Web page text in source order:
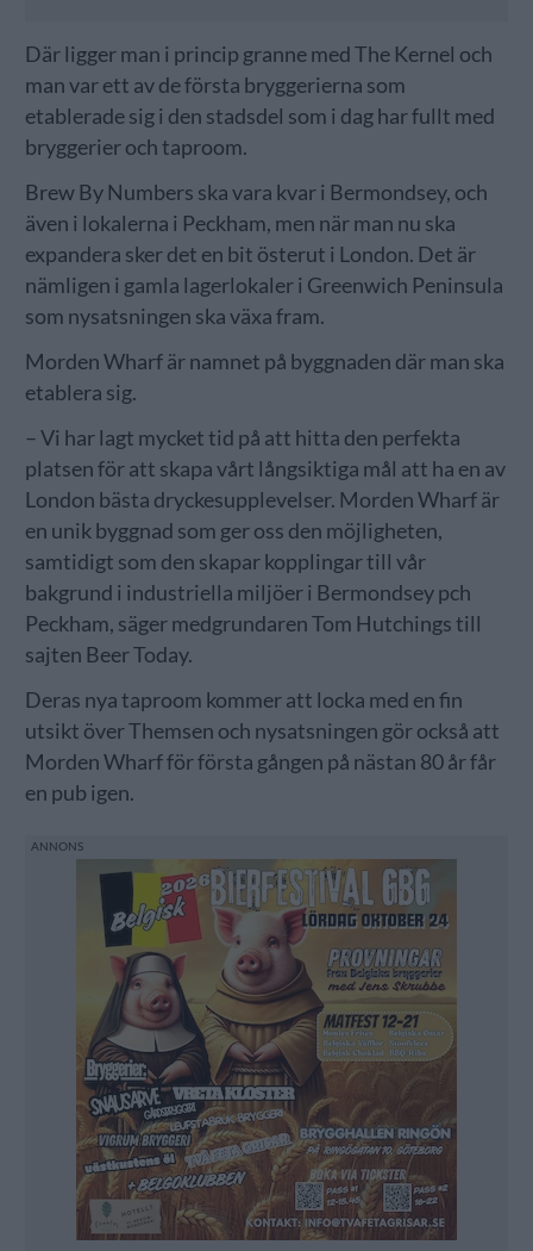
Där ligger man i princip granne med The Kernel och
man var ett av de första bryggerierna som
etablerade sig i den stadsdel som i dag har fullt med
bryggerier och taproom.
Brew By Numbers ska vara kvar i Bermondsey, och
även i lokalerna i Peckham, men när man nu ska
expandera sker det en bit österut i London. Det är
nämligen i gamla lagerlokaler i Greenwich Peninsula
som nysatsningen ska växa fram.
Morden Wharf är namnet på byggnaden där man ska
etablera sig.
– Vi har lagt mycket tid på att hitta den perfekta
platsen för att skapa vårt långsiktiga mål att ha en av
London bästa dryckesupplevelser. Morden Wharf är
en unik byggnad som ger oss den möjligheten,
samtidigt som den skapar kopplingar till vår
bakgrund i industriella miljöer i Bermondsey pch
Peckham, säger medgrundaren Tom Hutchings till
sajten Beer Today.
Deras nya taproom kommer att locka med en fin
utsikt över Themsen och nysatsningen gör också att
Morden Wharf för första gången på nästan 80 år får
en pub igen.